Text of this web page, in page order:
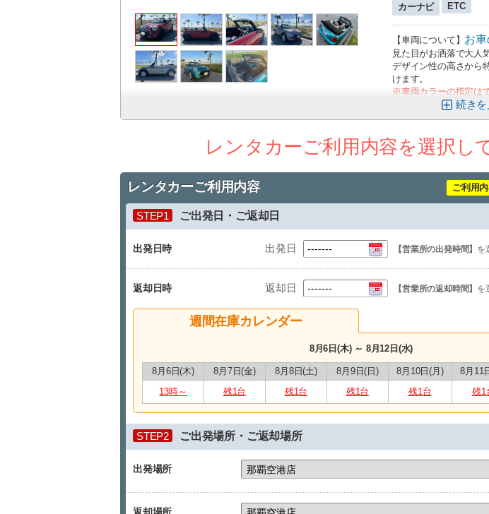
カーナビ
ETC
【車両について】 お車
見た目がお洒落で大人
デザイン性の高さから
けます。
※車両カラーの指定は
【那覇空港送迎に
■ 運行時間
9:30〜17:30（1時間お
到着時間に応じて、最
（例：９：００まで
空港への送りは１７：
【公式LINE登録のお願
当日のご案内は公式
・LINE ID：@661gpual
・LINEリンク：https://
公式LINE登録の際に
当日のご連絡は、公式
※公式LINEのご利用が
⸻
【注意事項 （必ずご
・空港送迎は【完全予
・送迎枠には限りがあ
・返却はフライト時間
・送迎プランは前日の
・原則、当日の送迎
い。）
※交通状況・繁忙期・
※近隣施設から店舗へ
を行っております。そ
続きを
レンタカーご利用内容を選択し
レンタカーご利用内容 ご利用
STEP1 ご出発日・ご返却日
出発日時 出発日 【営業所の出発時間】 を
返却日時 返却日 【営業所の返却時間】 を
週間在庫カレンダー
8月6日(木) ～ 8月12日(水)
8月6日(木) 8月7日(金) 8月8日(土) 8月9日(日) 8月10日(月) 8月11
13時～
残1台 残1台 残1台 残1台 残1
STEP2 ご出発場所・ご返却場所
出発場所